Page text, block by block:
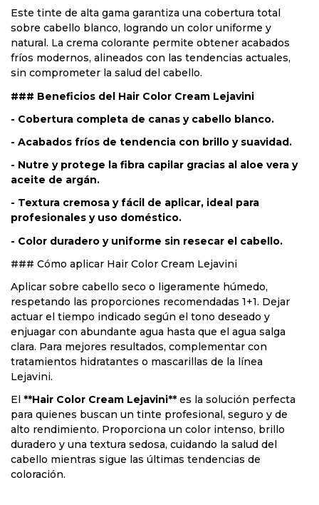
Este tinte de alta gama garantiza una cobertura total
sobre cabello blanco, logrando un color uniforme y
natural. La crema colorante permite obtener acabados
fríos modernos, alineados con las tendencias actuales,
sin comprometer la salud del cabello.
### Beneficios del Hair Color Cream Lejavini
- Cobertura completa de canas y cabello blanco.
- Acabados fríos de tendencia con brillo y suavidad.
- Nutre y protege la fibra capilar gracias al aloe vera y
aceite de argán.
- Textura cremosa y fácil de aplicar, ideal para
profesionales y uso doméstico.
- Color duradero y uniforme sin resecar el cabello.
### Cómo aplicar Hair Color Cream Lejavini
Aplicar sobre cabello seco o ligeramente húmedo,
respetando las proporciones recomendadas 1+1. Dejar
actuar el tiempo indicado según el tono deseado y
enjuagar con abundante agua hasta que el agua salga
clara. Para mejores resultados, complementar con
tratamientos hidratantes o mascarillas de la línea
Lejavini.
El **Hair Color Cream Lejavini** es la solución perfecta
para quienes buscan un tinte profesional, seguro y de
alto rendimiento. Proporciona un color intenso, brillo
duradero y una textura sedosa, cuidando la salud del
cabello mientras sigue las últimas tendencias de
coloración.